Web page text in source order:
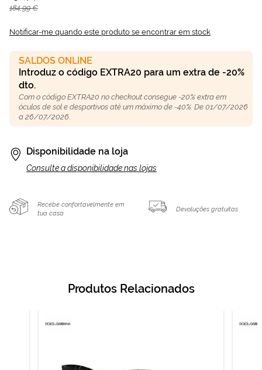
184,99 €
Notificar-me quando este produto se encontrar em stock
SALDOS ONLINE
Introduz o código EXTRA20 para um extra de -20%
dto.
Com o código EXTRA20 no checkout consegue -20% extra em
óculos de sol e desportivos até um máximo de -40%. De 01/07/2026
a 26/07/2026.
Disponibilidade na loja
Consulte a disponibilidade nas lojas
Recebe confortavelmente em
tua casa
Devoluções gratuitas
Produtos Relacionados